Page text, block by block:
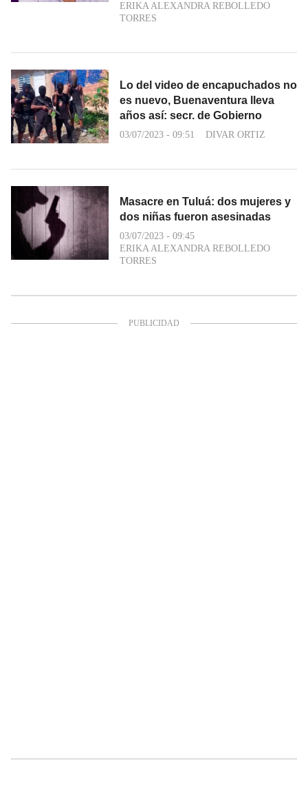
ERIKA ALEXANDRA REBOLLEDO
TORRES
Lo del video de encapuchados no
es nuevo, Buenaventura lleva
años así: secr. de Gobierno
03/07/2023 - 09:51 DIVAR ORTIZ
Masacre en Tuluá: dos mujeres y
dos niñas fueron asesinadas
03/07/2023 - 09:45
ERIKA ALEXANDRA REBOLLEDO
TORRES